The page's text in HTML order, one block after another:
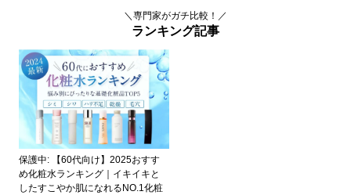
＼専門家がガチ比較！／
ランキング記事
保護中: 【60代向け】2025おすす
め化粧水ランキング｜イキイキと
したすこやか肌になれるNO.1化粧